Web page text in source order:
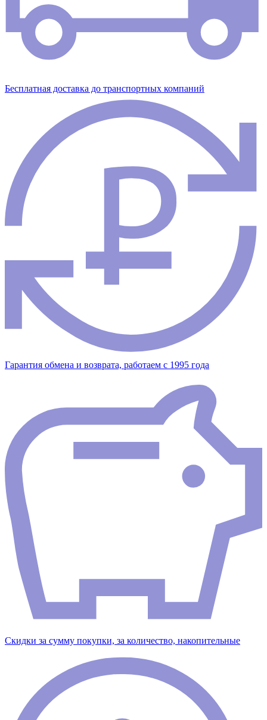
Бесплатная доставка до транспортных компаний
Гарантия обмена и возврата, работаем с 1995 года
Скидки за сумму покупки, за количество, накопительные